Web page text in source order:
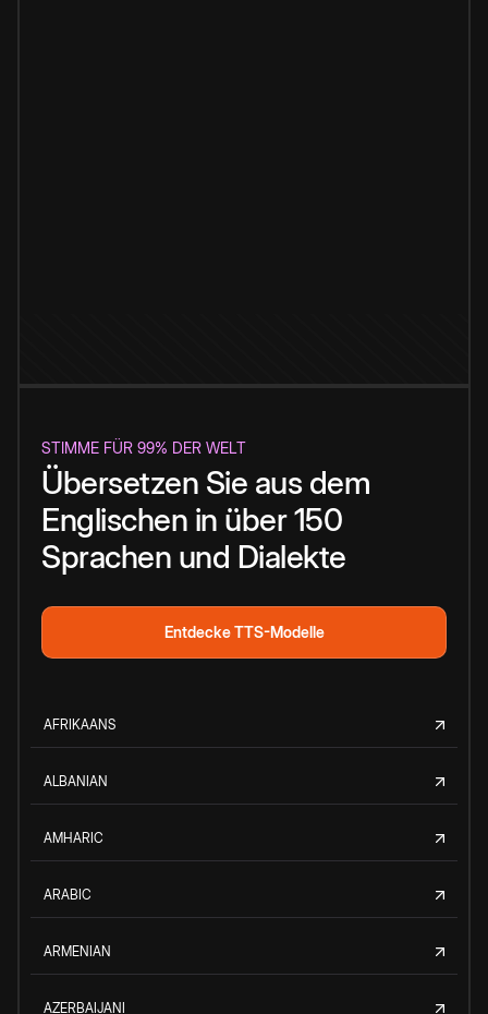
STIMME FÜR 99% DER WELT
Übersetzen Sie aus dem
Englischen in über 150
Sprachen und Dialekte
Entdecke TTS-Modelle
AFRIKAANS
ALBANIAN
AMHARIC
ARABIC
ARMENIAN
AZERBAIJANI